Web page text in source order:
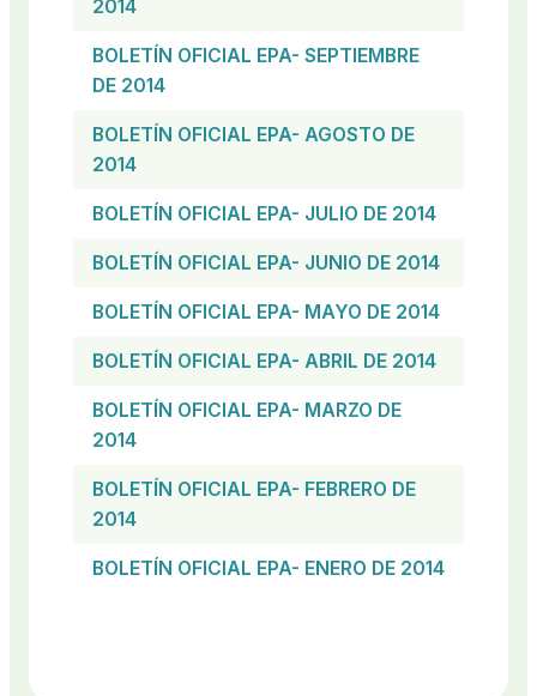
2014
BOLETÍN OFICIAL EPA- SEPTIEMBRE
DE 2014
BOLETÍN OFICIAL EPA- AGOSTO DE
2014
BOLETÍN OFICIAL EPA- JULIO DE 2014
BOLETÍN OFICIAL EPA- JUNIO DE 2014
BOLETÍN OFICIAL EPA- MAYO DE 2014
BOLETÍN OFICIAL EPA- ABRIL DE 2014
BOLETÍN OFICIAL EPA- MARZO DE
2014
BOLETÍN OFICIAL EPA- FEBRERO DE
2014
BOLETÍN OFICIAL EPA- ENERO DE 2014